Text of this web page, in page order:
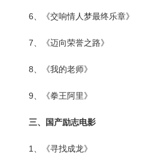
6、《交响情人梦最终乐章》
7、《迈向荣誉之路》
8、《我的老师》
9、《拳王阿里》
三、国产励志电影
1、《寻找成龙》